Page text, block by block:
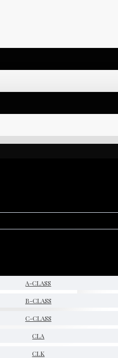
A-CLASS
B-CLASS
C-CLASS
CLA
CLK